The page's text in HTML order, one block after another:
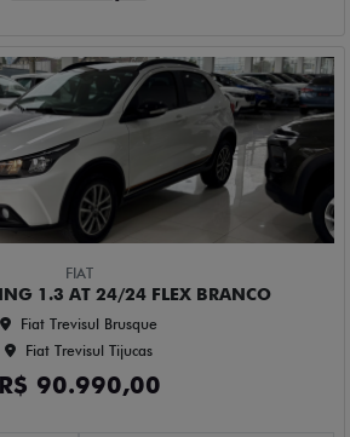
FIAT
1.3 AT 24/24 FLEX BRANCO
Fiat Trevisul Brusque
Fiat Trevisul Tijucas
R$ 90.990,00